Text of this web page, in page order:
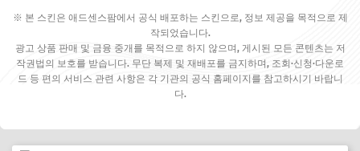
※ 본 스킨은 애드센스팜에서 공식 배포하는 스킨으로, 정보 제공을 목적으로 제
작되었습니다.
광고 상품 판매 및 금융 중개를 목적으로 하지 않으며, 게시된 모든 콘텐츠는 저
작권법의 보호를 받습니다. 무단 복제 및 재배포를 금지하며, 조회·신청·다운로
드 등 편의 서비스 관련 사항은 각 기관의 공식 홈페이지를 참고하시기 바랍니
다.